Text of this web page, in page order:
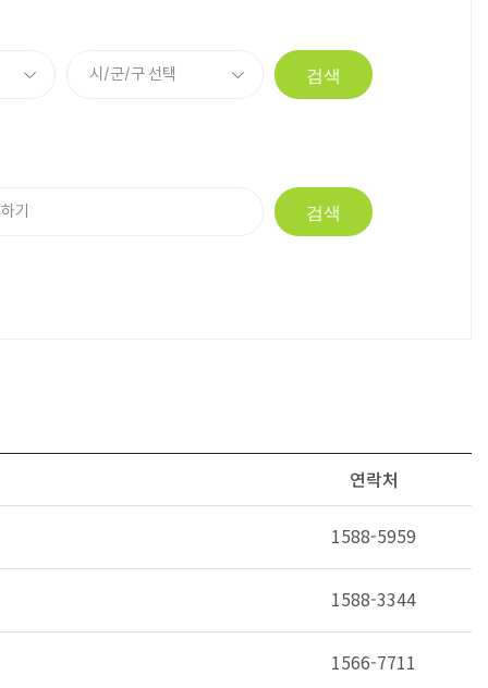
검색
검색
연락처
1588-5959
1588-3344
1566-7711